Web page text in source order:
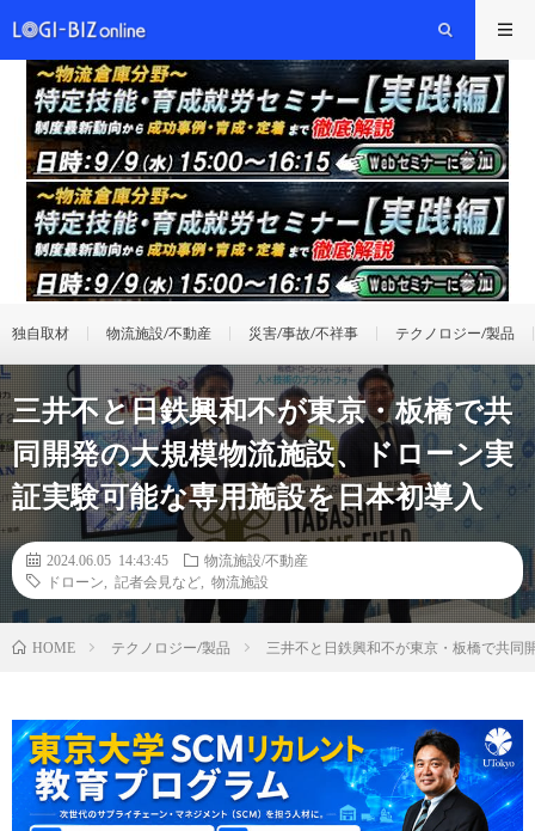
独自取材 物流施設/不動産 災害/事故/不祥事 テクノロジー/製品
三井不と日鉄興和不が東京・板橋で共
同開発の大規模物流施設、ドローン実
証実験可能な専用施設を日本初導入
2024.06.05 14:43:45
物流施設/不動産
ドローン
記者会見など 物流施設
HOME テクノロジー/製品 三井不と日鉄興和不が東京・板橋で共同